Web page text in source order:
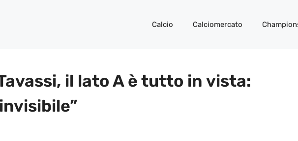
Calcio Calciomercato
il lato A è tutto in vista: